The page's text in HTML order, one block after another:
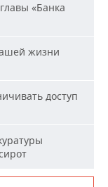
«Банка
жизни
доступ